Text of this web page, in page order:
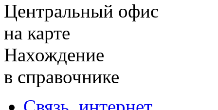
Центральный офис
на карте
Нахождение
в справочнике